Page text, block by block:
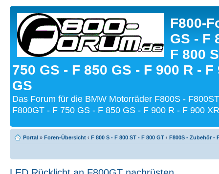
F800-
GS - F
F 800
750 GS - F 850 GS - F 900 R - F
GS
Das Forum für die BMW Motorräder F800S -
F800GT - F 750 GS - F 850 GS - F 900 R - F 900
Portal » Foren-Übersicht ‹ F 800 S - F 800 ST - F 800 GT ‹ F800S - Zubehör -